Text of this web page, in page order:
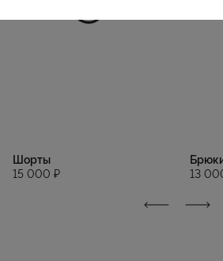
Шорты
15 000 ₽
13